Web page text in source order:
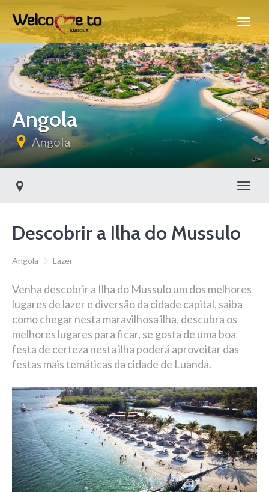
Angola
Angola
Descobrir a Ilha do Mussulo
Angola Lazer
Venha descobrir a Ilha do Mussulo um dos melhores
lugares de lazer e diversão da cidade capital, saiba
como chegar nesta maravilhosa ilha, descubra os
melhores lugares para ficar, se gosta de uma boa
festa de certeza nesta ilha poderá aproveitar das
festas mais temáticas da cidade de Luanda.